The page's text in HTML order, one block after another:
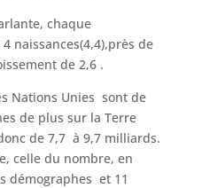
chaque
naissances(4,4),près de
de 2,6 .
Nations Unies sont de
de plus sur la Terre
de 7,7 à 9,7 milliards.
celle du nombre, en
démographes et 11